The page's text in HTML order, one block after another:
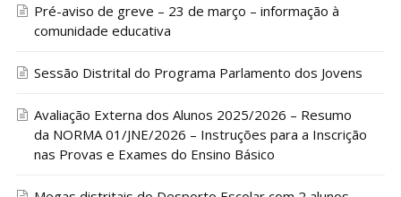
Pré-aviso de greve – 23 de março – informação à
comunidade educativa
Sessão Distrital do Programa Parlamento dos Jovens
Avaliação Externa dos Alunos 2025/2026 – Resumo
da NORMA 01/JNE/2026 – Instruções para a Inscrição
nas Provas e Exames do Ensino Básico